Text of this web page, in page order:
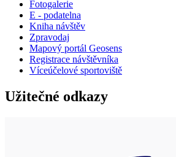
Fotogalerie
E - podatelna
Kniha návštěv
Zpravodaj
Mapový portál Geosens
Registrace návštěvníka
Víceúčelové sportoviště
Užitečné odkazy